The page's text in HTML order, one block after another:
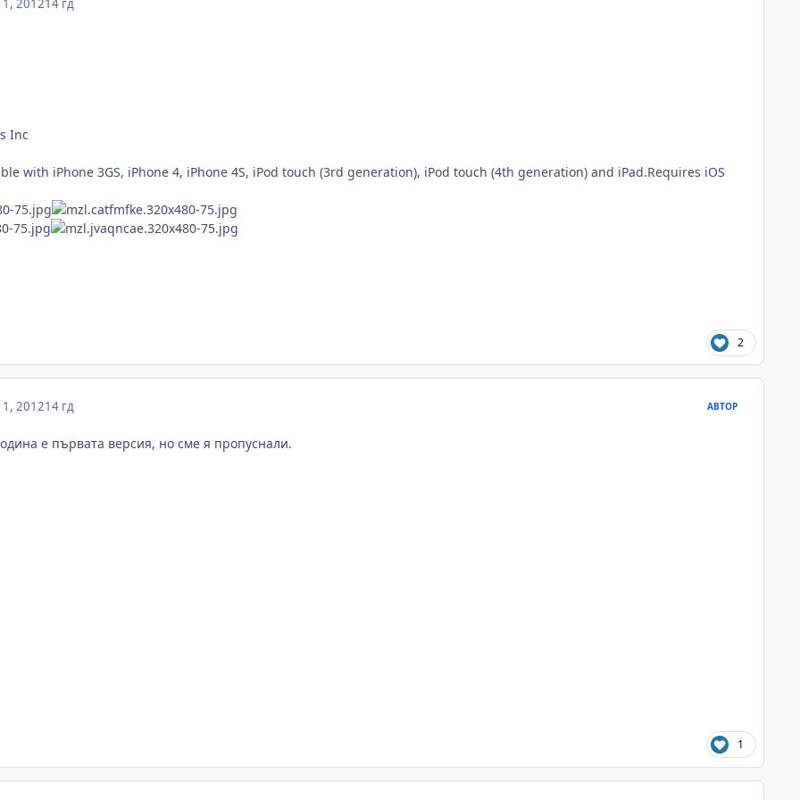
201214 гд
Inc
with iPhone 3GS, iPhone 4, iPhone 4S, iPod touch (3rd generation), iPod touch (4th generation) and iPad.Requires iOS
2
201214 гд АВТОР
е първата версия, но сме я пропуснали.
1